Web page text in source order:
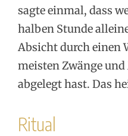
sagte einmal, dass
halben Stunde
Absicht durch einen
meisten Zwänge
abgelegt hast. Das
Ritual